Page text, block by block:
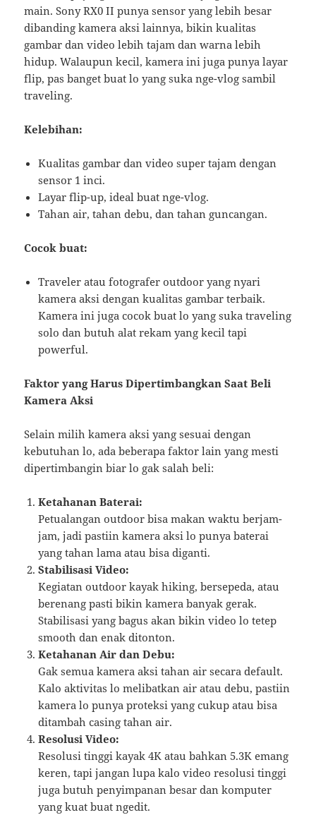
main. Sony RX0 II punya sensor yang lebih besar
dibanding kamera aksi lainnya, bikin kualitas
gambar dan video lebih tajam dan warna lebih
hidup. Walaupun kecil, kamera ini juga punya layar
flip, pas banget buat lo yang suka nge-vlog sambil
traveling.
Kelebihan:
Kualitas gambar dan video super tajam dengan
sensor 1 inci.
Layar flip-up, ideal buat nge-vlog.
Tahan air, tahan debu, dan tahan guncangan.
Cocok buat:
Traveler atau fotografer outdoor yang nyari
kamera aksi dengan kualitas gambar terbaik.
Kamera ini juga cocok buat lo yang suka traveling
solo dan butuh alat rekam yang kecil tapi
powerful.
Faktor yang Harus Dipertimbangkan Saat Beli
Kamera Aksi
Selain milih kamera aksi yang sesuai dengan
kebutuhan lo, ada beberapa faktor lain yang mesti
dipertimbangin biar lo gak salah beli:
Ketahanan Baterai:
Petualangan outdoor bisa makan waktu berjam-
jam, jadi pastiin kamera aksi lo punya baterai
yang tahan lama atau bisa diganti.
Stabilisasi Video:
Kegiatan outdoor kayak hiking, bersepeda, atau
berenang pasti bikin kamera banyak gerak.
Stabilisasi yang bagus akan bikin video lo tetep
smooth dan enak ditonton.
Ketahanan Air dan Debu:
Gak semua kamera aksi tahan air secara default.
Kalo aktivitas lo melibatkan air atau debu, pastiin
kamera lo punya proteksi yang cukup atau bisa
ditambah casing tahan air.
Resolusi Video:
Resolusi tinggi kayak 4K atau bahkan 5.3K emang
keren, tapi jangan lupa kalo video resolusi tinggi
juga butuh penyimpanan besar dan komputer
yang kuat buat ngedit.